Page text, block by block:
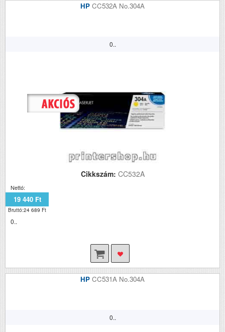
HP CC532A No.304A
0..
Cikkszám: CC532A
Nettó:
19 440 Ft
Bruttó:24 689 Ft
0..
HP CC531A No.304A
0..